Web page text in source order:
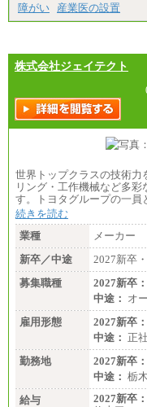
障がい
産業医の設置
株式会社ジェイテクト
世界トップクラスの技術力
リング・工作機械など多
す。トヨタグループの一
続きを読む
業種
メーカー
新卒／中途
2027新卒
募集職種
2027新卒：
中途： オ
雇用形態
2027新卒：
中途： 正
勤務地
2027新卒：
中途： 栃
給与
2027新卒：